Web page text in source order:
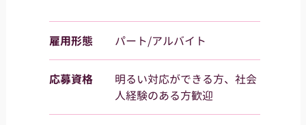
雇用形態 パート/アルバイト
応募資格
明るい対応ができる方、社会
人経験のある方歓迎